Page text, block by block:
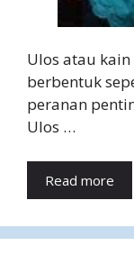
Ulos atau
berbentuk
peranan
Ulos …
Read more